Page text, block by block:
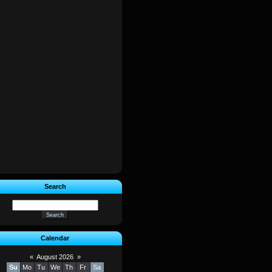
Search
Calendar
« August 2026 »
Su
Mo Tu We Th Fr
Sa